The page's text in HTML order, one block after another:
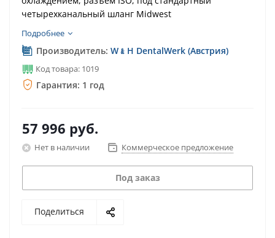
четырехканальный шланг Midwest
Подробнее
Производитель: W﹠H DentalWerk (Австрия)
Код товара: 1019
Гарантия: 1 год
57 996 руб.
Нет в наличии Коммерческое предложение
Под заказ
Поделиться